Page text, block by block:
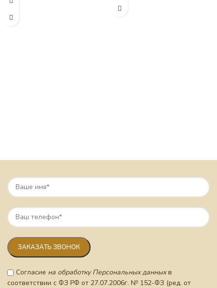
Согласие на обработку Персональных данныхв
соответствии с ФЗ РФ от 27.07.2006г. № 152-ФЗ (ред. от